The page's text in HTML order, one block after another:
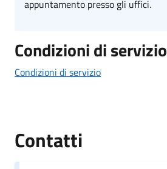
appuntamento presso gli uffici.
Condizioni di servizio
Condizioni di servizio
Contatti